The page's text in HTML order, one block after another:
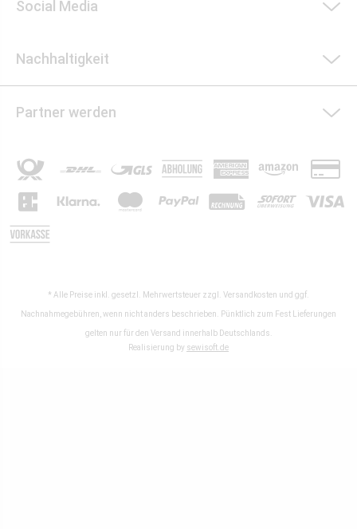
Social Media
Nachhaltigkeit
Partner werden
* Alle Preise inkl. gesetzl. Mehrwertsteuer zzgl. Versandkosten und ggf.
Nachnahmegebühren, wenn nicht anders beschrieben. Pünktlich zum Fest Lieferungen
gelten nur für den Versand innerhalb Deutschlands.
Realisierung by sewisoft.de